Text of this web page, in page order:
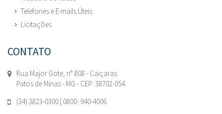
Telefones e E-mails Úteis
Licitações
CONTATO
Rua Major Gote, n° 808 - Caiçaras
Patos de Minas - MG - CEP: 38702-054.
(34) 3823-0300 | 0800- 940-4006